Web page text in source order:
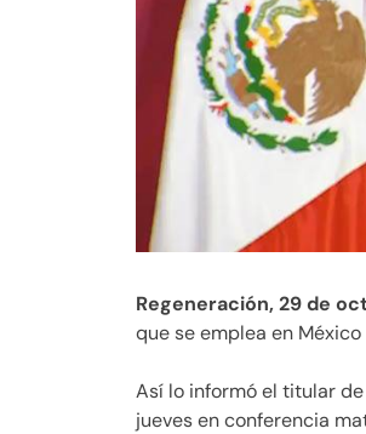
Regeneración, 29 de
que se emplea en
Así lo informó el titular
jueves en conferencia